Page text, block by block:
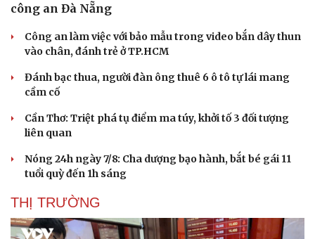
công an Đà Nẵng
Công an làm việc với bảo mẫu trong video bắn dây thun
vào chân, đánh trẻ ở TP.HCM
Đánh bạc thua, người đàn ông thuê 6 ô tô tự lái mang
cầm cố
Cần Thơ: Triệt phá tụ điểm ma túy, khởi tố 3 đối tượng
liên quan
Nóng 24h ngày 7/8: Cha dượng bạo hành, bắt bé gái 11
tuổi quỳ đến 1h sáng
THỊ TRƯỜNG